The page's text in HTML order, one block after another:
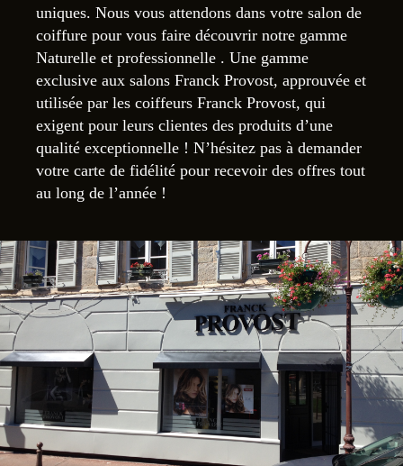
uniques. Nous vous attendons dans votre salon de
coiffure pour vous faire découvrir notre gamme
Naturelle et professionnelle . Une gamme
exclusive aux salons Franck Provost, approuvée et
utilisée par les coiffeurs Franck Provost, qui
exigent pour leurs clientes des produits d’une
qualité exceptionnelle ! N’hésitez pas à demander
votre carte de fidélité pour recevoir des offres tout
au long de l’année !